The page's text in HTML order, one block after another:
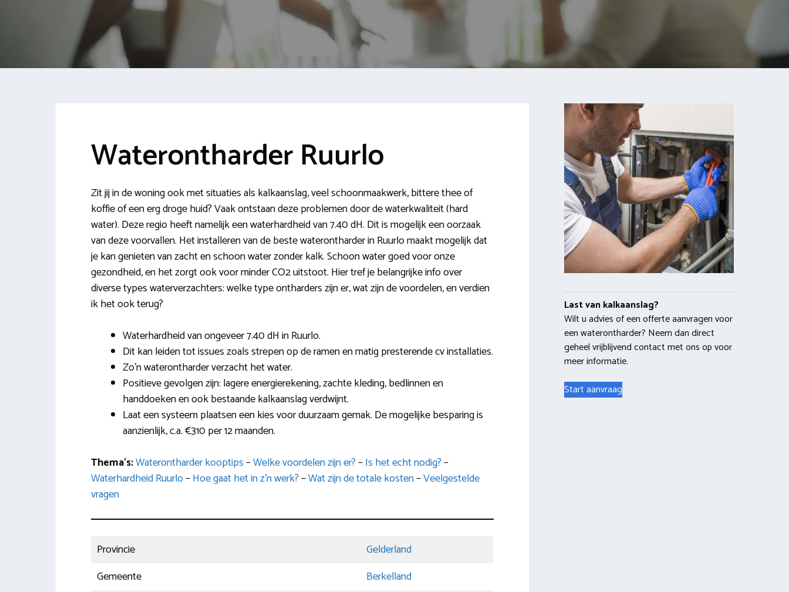
Waterontharder Ruurlo
Zit jij in de woning ook met situaties als kalkaanslag, veel schoonmaakwerk, bittere thee of
koffie of een erg droge huid? Vaak ontstaan deze problemen door de waterkwaliteit (hard
water). Deze regio heeft namelijk een waterhardheid van 7.40 dH. Dit is mogelijk een oorzaak
van deze voorvallen. Het installeren van de beste waterontharder in Ruurlo maakt mogelijk dat
je kan genieten van zacht en schoon water zonder kalk. Schoon water goed voor onze
gezondheid, en het zorgt ook voor minder CO2 uitstoot. Hier tref je belangrijke info over
diverse types waterverzachters: welke type ontharders zijn er, wat zijn de voordelen, en verdien
ik het ook terug?
Waterhardheid van ongeveer 7.40 dH in Ruurlo.
Dit kan leiden tot issues zoals strepen op de ramen en matig presterende cv installaties.
Zo’n waterontharder verzacht het water.
Positieve gevolgen zijn: lagere energierekening, zachte kleding, bedlinnen en
handdoeken en ook bestaande kalkaanslag verdwijnt.
Laat een systeem plaatsen een kies voor duurzaam gemak. De mogelijke besparing is
aanzienlijk, c.a. €310 per 12 maanden.
Thema’s:Waterontharder kooptips–Welke voordelen zijn er?–Is het echt nodig?–
Waterhardheid Ruurlo–Hoe gaat het in z’n werk?–Wat zijn de totale kosten–Veelgestelde
vragen
Provincie
Gelderland
Gemeente
Berkelland
Last van kalkaanslag?
Wilt u advies of een offerte aanvragen voor
een waterontharder? Neem dan direct
geheel vrijblijvend contact met ons op voor
meer informatie.
Start aanvraag